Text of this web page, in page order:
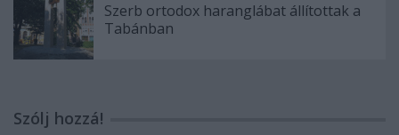
Szerb ortodox haranglábat állítottak a
Tabánban
Szólj hozzá!